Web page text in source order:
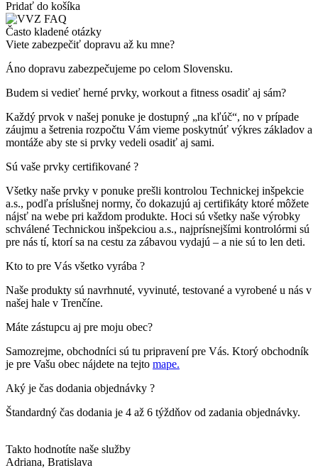
Pridať do košíka
Často kladené otázky
Viete zabezpečiť dopravu až ku mne?
Áno dopravu zabezpečujeme po celom Slovensku.
Budem si vedieť herné prvky, workout a fitness osadiť aj sám?
Každý prvok v našej ponuke je dostupný „na kľúč“, no v prípade
záujmu a šetrenia rozpočtu Vám vieme poskytnúť výkres základov a
montáže aby ste si prvky vedeli osadiť aj sami.
Sú vaše prvky certifikované ?
Všetky naše prvky v ponuke prešli kontrolou Technickej inšpekcie
a.s., podľa príslušnej normy, čo dokazujú aj certifikáty ktoré môžete
nájsť na webe pri každom produkte. Hoci sú všetky naše výrobky
schválené Technickou inšpekciou a.s., najprísnejšími kontrolórmi sú
pre nás tí, ktorí sa na cestu za zábavou vydajú – a nie sú to len deti.
Kto to pre Vás všetko vyrába ?
Naše produkty sú navrhnuté, vyvinuté, testované a vyrobené u nás v
našej hale v Trenčíne.
Máte zástupcu aj pre moju obec?
Samozrejme, obchodníci sú tu pripravení pre Vás. Ktorý obchodník
je pre Vašu obec nájdete na tejto mape.
Aký je čas dodania objednávky ?
Štandardný čas dodania je 4 až 6 týždňov od zadania objednávky.
Takto hodnotíte naše služby
Adriana, Bratislava